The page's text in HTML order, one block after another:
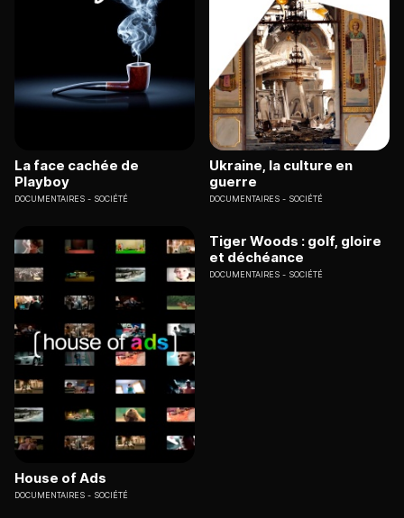
La face cachée de
Playboy
DOCUMENTAIRES SOCIÉTÉ
Ukraine, la culture en
guerre
DOCUMENTAIRES SOCIÉTÉ
House of Ads
DOCUMENTAIRES SOCIÉTÉ
Tiger Woods : golf, gloire
et déchéance
DOCUMENTAIRES SOCIÉTÉ